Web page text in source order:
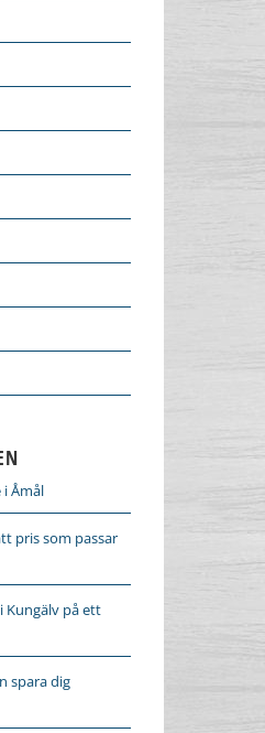
Åmål
pris som passar
Kungälv på ett
spara dig